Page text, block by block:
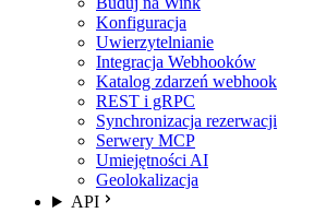
Konfiguracja
Uwierzytelnianie
Integracja Webhooków
Katalog zdarzeń webhook
REST i gRPC
Synchronizacja rezerwacji
Serwery MCP
Umiejętności AI
Geolokalizacja
API